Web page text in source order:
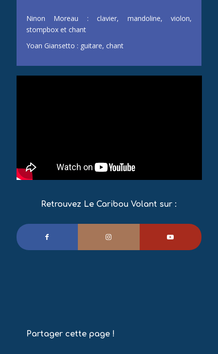
Ninon Moreau : clavier, mandoline, violon,
stompbox et chant
Yoan Giansetto : guitare, chant
Retrouvez Le Caribou Volant sur :
Partager cette page !